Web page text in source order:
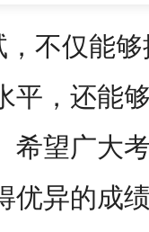
，不仅能
平，还能
希望广大
优异的成